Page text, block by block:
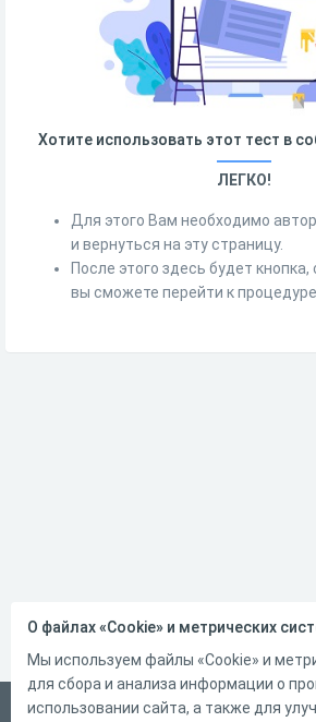
Хотите использовать этот тест в
ЛЕГКО!
Для этого Вам необходимо
и вернуться на эту страницу.
После этого здесь будет
вы сможете перейти к
Русский
О файлах «Cookie» и метрических
Мы используем файлы «Cookie» и
для сбора и анализа информации о
использовании сайта, а также для